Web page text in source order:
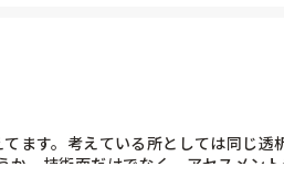
す。考えている所としては同じ
。技術面だけでなく、アセスメン